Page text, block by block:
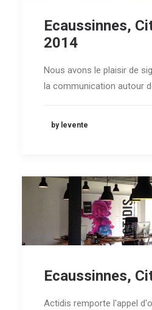
Ecaussinnes,
2014
Nous avons le plaisir de
la communication autour
by levente
Ecaussinnes,
Actidis remporte l'appel